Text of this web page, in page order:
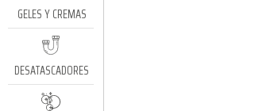
GELES Y CREMAS
DESATASCADORES